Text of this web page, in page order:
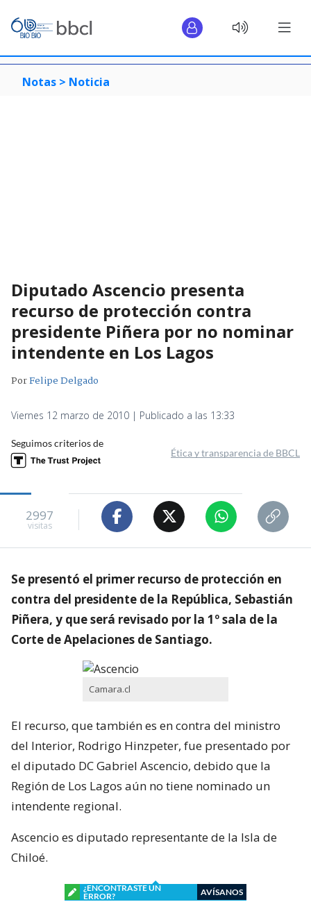
Notas > Noticia
Diputado Ascencio presenta
recurso de protección contra
presidente Piñera por no nominar
intendente en Los Lagos
PorFelipe Delgado
Viernes 12 marzo de 2010 | Publicado a las 13:33
Seguimos criterios de
Ética y transparencia de BBCL
2997
visitas
Se presentó el primer recurso de protección en
contra del presidente de la República, Sebastián
Piñera, y que será revisado por la 1º sala de la
Corte de Apelaciones de Santiago.
Camara.cl
El recurso, que también es en contra del ministro
del Interior, Rodrigo Hinzpeter, fue presentado por
el diputado DC Gabriel Ascencio, debido que la
Región de Los Lagos aún no tiene nominado un
intendente regional.
Ascencio es diputado representante de la Isla de
Chiloé.
¿ENCONTRASTE UN
ERROR?
AVÍSANOS